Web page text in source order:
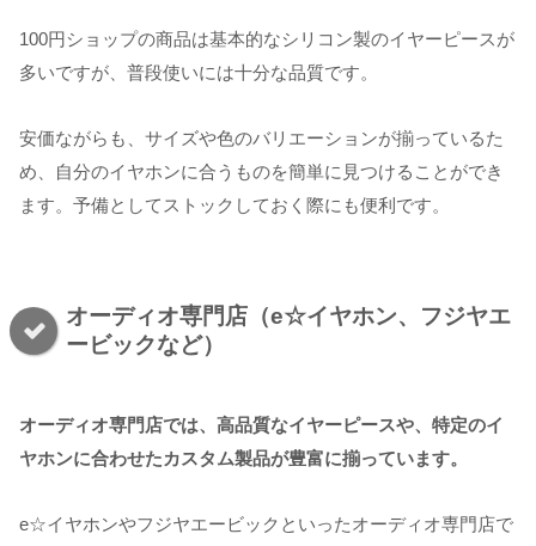
100円ショップの商品は基本的なシリコン製のイヤーピースが
多いですが、普段使いには十分な品質です。
安価ながらも、サイズや色のバリエーションが揃っているた
め、自分のイヤホンに合うものを簡単に見つけることができ
ます。予備としてストックしておく際にも便利です。
オーディオ専門店（e☆イヤホン、フジヤエ
ービックなど）
オーディオ専門店では、高品質なイヤーピースや、特定のイ
ヤホンに合わせたカスタム製品が豊富に揃っています。
e☆イヤホンやフジヤエービックといったオーディオ専門店で